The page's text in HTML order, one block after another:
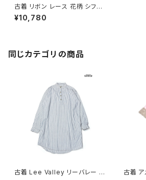
古着 リボン レース 花柄 シフォ
ン ロング丈 長袖 ワンピース ピ
ンク (otu2501069)
¥10,780
同じカテゴリの商品
古着 Lee Valley リーバレー ス
古着 ア